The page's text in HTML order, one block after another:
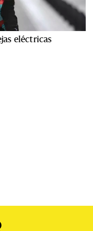
eléctricas